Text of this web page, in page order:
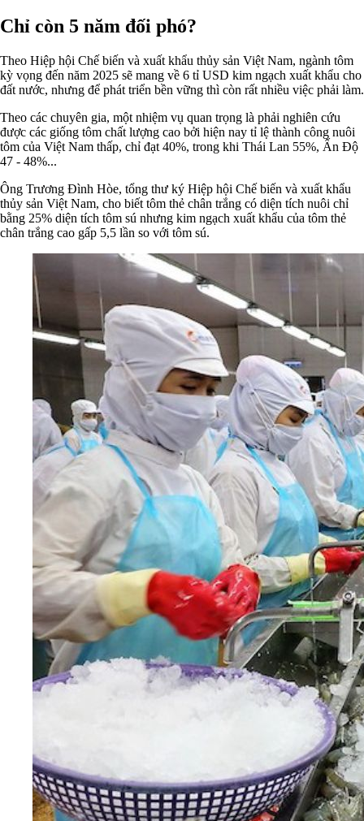
Chỉ còn 5 năm đối phó?
Theo Hiệp hội Chế biến và xuất khẩu thủy sản Việt Nam, ngành tôm
kỳ vọng đến năm 2025 sẽ mang về 6 tỉ USD kim ngạch xuất khẩu cho
đất nước, nhưng để phát triển bền vững thì còn rất nhiều việc phải làm.
Theo các chuyên gia, một nhiệm vụ quan trọng là phải nghiên cứu
được các giống tôm chất lượng cao bởi hiện nay tỉ lệ thành công nuôi
tôm của Việt Nam thấp, chỉ đạt 40%, trong khi Thái Lan 55%, Ấn Độ
47 - 48%...
Ông Trương Đình Hòe, tổng thư ký Hiệp hội Chế biến và xuất khẩu
thủy sản Việt Nam, cho biết tôm thẻ chân trắng có diện tích nuôi chỉ
bằng 25% diện tích tôm sú nhưng kim ngạch xuất khẩu của tôm thẻ
chân trắng cao gấp 5,5 lần so với tôm sú.